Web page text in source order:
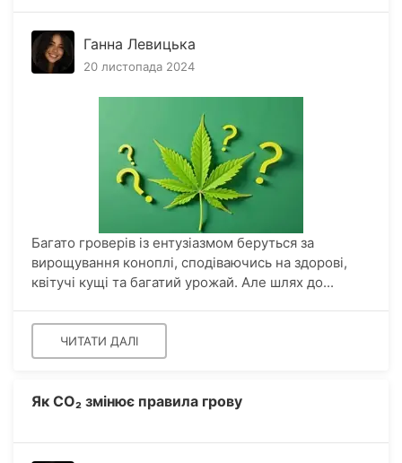
Ганна Левицька
20 листопада 2024
Багато гроверів із ентузіазмом беруться за
вирощування коноплі, сподіваючись на здорові,
квітучі кущі та багатий урожай. Але шлях до...
ЧИТАТИ ДАЛІ
Як CO₂ змінює правила грову